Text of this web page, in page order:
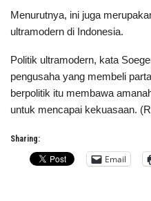
Menurutnya, ini juga
ultramodern di Indonesia.
Politik ultramodern, kata
pengusaha yang membeli
berpolitik itu membawa
untuk mencapai kekuasaan.
Sharing:
Email